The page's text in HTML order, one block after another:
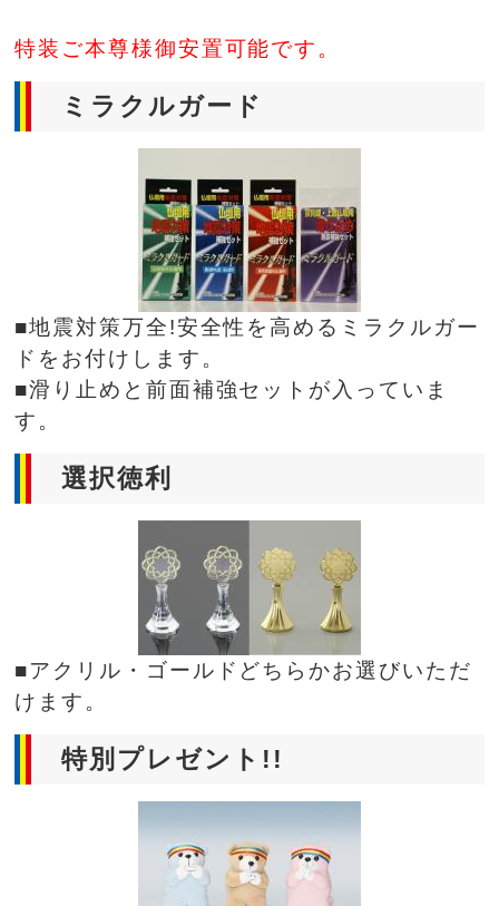
特装ご本尊様御安置可能です。
ミラクルガード
■地震対策万全!安全性を高めるミラクルガー
ドをお付けします。
■滑り止めと前面補強セットが入っていま
す。
選択徳利
■アクリル・ゴールドどちらかお選びいただ
けます。
特別プレゼント!!